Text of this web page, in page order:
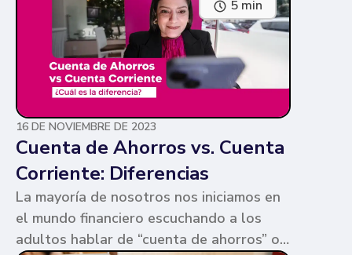
5 min
16 DE NOVIEMBRE DE 2023
Cuenta de Ahorros vs. Cuenta
Corriente: Diferencias
La mayoría de nosotros nos iniciamos en
el mundo financiero escuchando a los
adultos hablar de “cuenta de ahorros” o